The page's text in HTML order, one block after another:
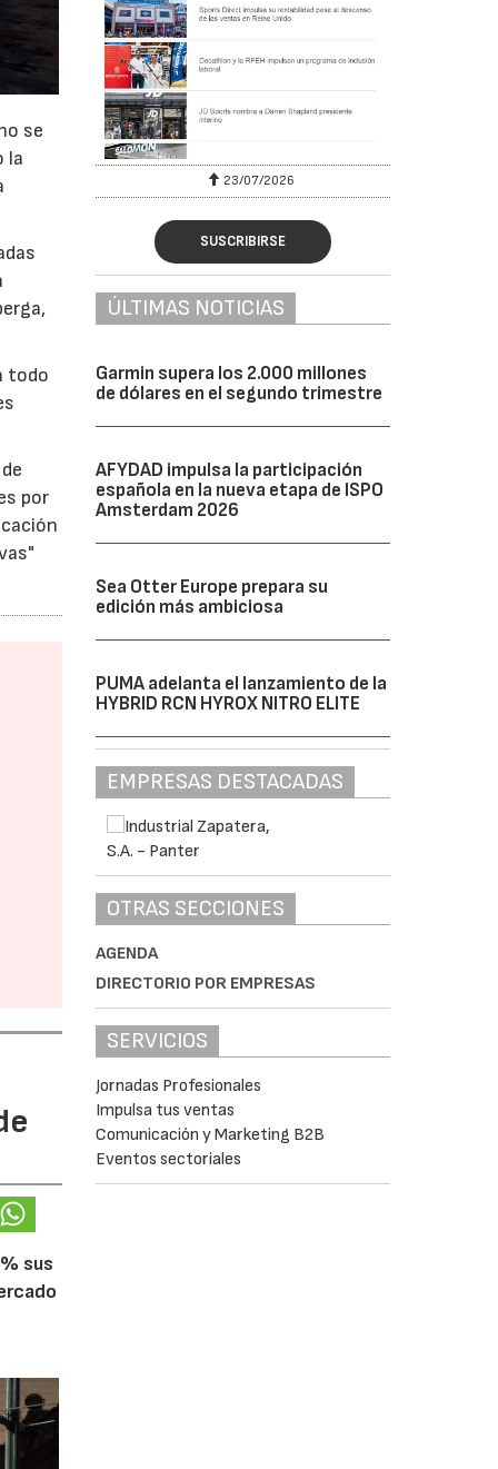
se
la
todo
por
sus
23/07/2026
SUSCRIBIRSE
ÚLTIMAS NOTICIAS
Garmin supera los 2.000 millones
de dólares en el segundo trimestre
AFYDAD impulsa la participación
española en la nueva etapa de ISPO
Amsterdam 2026
Sea Otter Europe prepara su
edición más ambiciosa
PUMA adelanta el lanzamiento de la
HYBRID RCN HYROX NITRO ELITE
EMPRESAS DESTACADAS
OTRAS SECCIONES
AGENDA
DIRECTORIO POR EMPRESAS
SERVICIOS
Jornadas Profesionales
Impulsa tus ventas
Comunicación y Marketing B2B
Eventos sectoriales